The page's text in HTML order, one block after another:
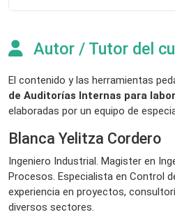
Autor / Tutor del
El contenido y las herramientas
de Auditorías Internas para
elaboradas por un equipo de
Blanca Yelitza Cordero
Ingeniero Industrial. Magister en
Procesos. Especialista en Control
experiencia en proyectos,
diversos sectores.